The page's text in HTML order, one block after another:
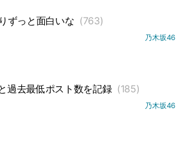
ずっと面白いな (763)
乃木坂46
過去最低ポスト数を記録 (185)
乃木坂46